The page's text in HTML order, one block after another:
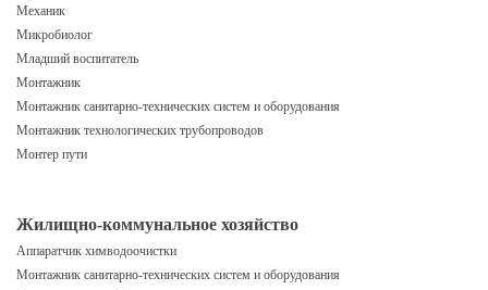
Механик
Микробиолог
Младший воспитатель
Монтажник
Монтажник санитарно-технических систем и оборудования
Монтажник технологических трубопроводов
Монтер пути
Жилищно-коммунальное хозяйство
Аппаратчик химводоочистки
Монтажник санитарно-технических систем и оборудования